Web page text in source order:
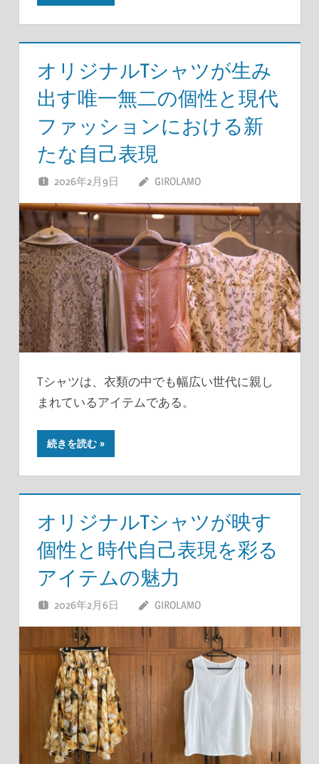
オリジナルTシャツが生み
出す唯一無二の個性と現代
ファッションにおける新
たな自己表現
2026年2月9日 GIROLAMO
Tシャツは、衣類の中でも幅広い世代に親し
まれているアイテムである。
続きを読む
オリジナルTシャツが映す
個性と時代自己表現を彩る
アイテムの魅力
2026年2月6日 GIROLAMO